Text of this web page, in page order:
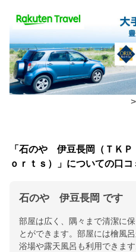
食事場所
朝食 広間、食事処
夕食 広間、食事処
チェックアウ
11:00
東京より新幹線〜伊豆箱根鉄道
車で約10分/JR東海道新幹線三
>
「石のや 伊豆長岡（ＴＫ
ｏｒｔｓ）」についての口コ
石のや 伊豆長岡 です
部屋は広く、隅々まで清潔に
とができます。部屋には檜風
浴場や露天風呂も利用できま